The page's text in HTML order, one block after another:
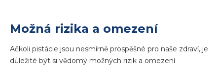
Možná rizika a omezení
Ačkoli pistácie jsou nesmírně prospěšné pro naše zdraví, je
důležité být si vědomý možných rizik a omezení